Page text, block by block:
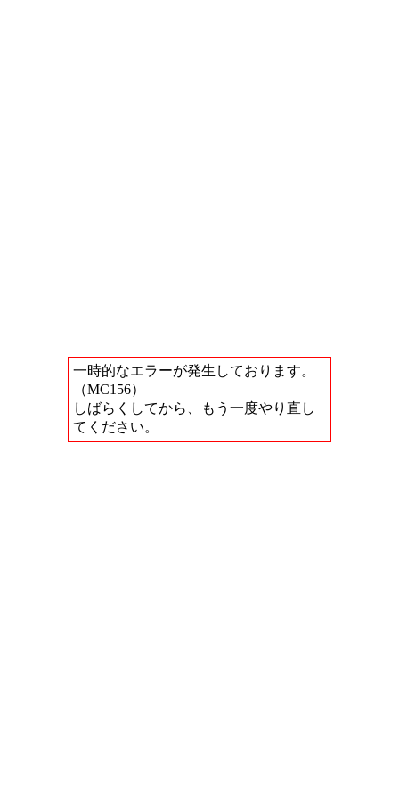
一時的なエラーが発生しております。
（MC156）
しばらくしてから、もう一度やり直し
てください。